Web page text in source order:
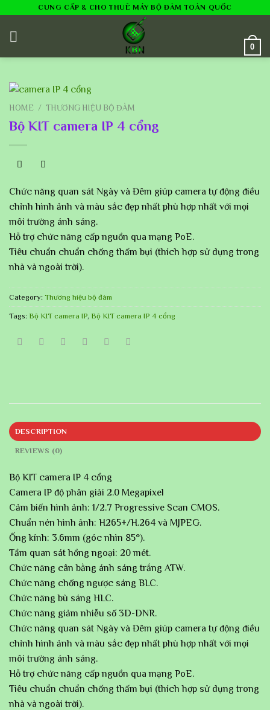
CUNG CẤP & CHO THUÊ MÁY BỘ ĐÀM TOÀN QUỐC
0
HOME / THƯƠNG HIỆU BỘ ĐÀM
Bộ KIT camera IP 4 cổng
Chức năng quan sát Ngày và Đêm giúp camera tự động điều
chỉnh hình ảnh và màu sắc đẹp nhất phù hợp nhất với mọi
môi trường ánh sáng.
Hỗ trợ chức năng cấp nguồn qua mạng PoE.
Tiêu chuẩn chuẩn chống thấm bụi (thích hợp sử dụng trong
nhà và ngoài trời).
Category: Thương hiệu bộ đàm
Tags: Bộ KIT camera IP, Bộ KIT camera IP 4 cổng
DESCRIPTION
REVIEWS (0)
Bộ KIT camera IP 4 cổng
Camera IP độ phân giải 2.0 Megapixel
Cảm biến hình ảnh: 1/2.7 Progressive Scan CMOS.
Chuẩn nén hình ảnh: H265+/H.264 và MJPEG.
Ống kính: 3.6mm (góc nhìn 85°).
Tầm quan sát hồng ngoại: 20 mét.
Chức năng cân bằng ánh sáng trắng ATW.
Chức năng chống ngược sáng BLC.
Chức năng bù sáng HLC.
Chức năng giảm nhiễu số 3D-DNR.
Chức năng quan sát Ngày và Đêm giúp camera tự động điều
chỉnh hình ảnh và màu sắc đẹp nhất phù hợp nhất với mọi
môi trường ánh sáng.
Hỗ trợ chức năng cấp nguồn qua mạng PoE.
Tiêu chuẩn chuẩn chống thấm bụi (thích hợp sử dụng trong
nhà và ngoài trời).